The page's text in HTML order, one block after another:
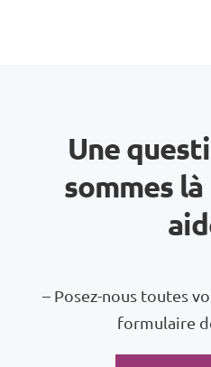
Une
sommes
– Posez-nous toutes
formulaire